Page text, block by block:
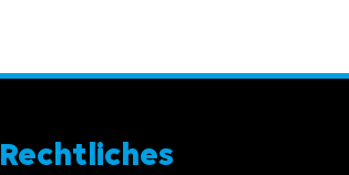
Rechtliches